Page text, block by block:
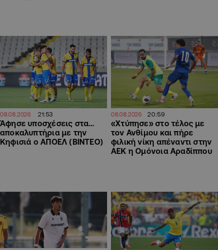
08.08.2026 21:53
Άφησε υποσχέσεις στα…
αποκαλυπτήρια με την
Κηφισιά ο ΑΠΟΕΛ (ΒΙΝΤΕΟ)
08.08.2026 20:59
«Χτύπησε» στο τέλος με
τον Ανθίμου και πήρε
φιλική νίκη απέναντι στην
ΑΕΚ η Ομόνοια Αραδίππου